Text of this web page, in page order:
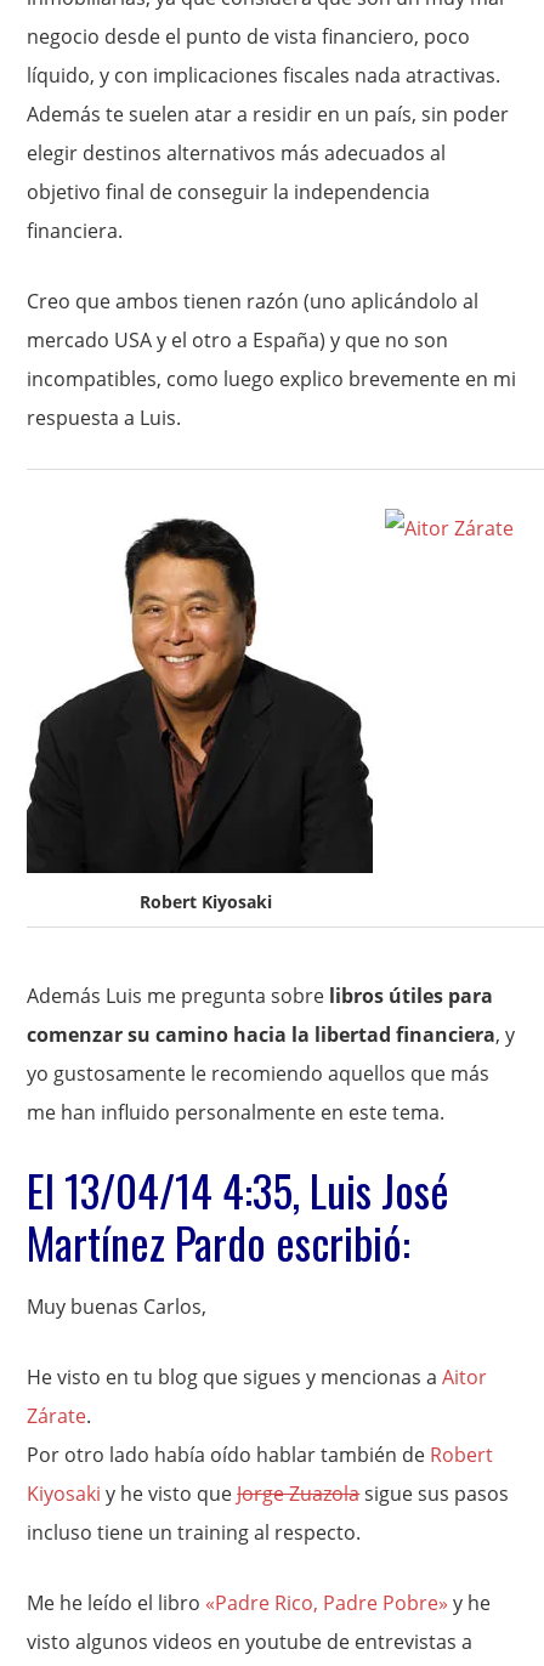
negocio desde el punto de vista financiero, poco
líquido, y con implicaciones fiscales nada atractivas.
Además te suelen atar a residir en un país, sin poder
elegir destinos alternativos más adecuados al
objetivo final de conseguir la independencia
financiera.
Creo que ambos tienen razón (uno aplicándolo al
mercado USA y el otro a España) y que no son
incompatibles, como luego explico brevemente en mi
respuesta a Luis.
Robert Kiyosaki
Además Luis me pregunta sobre libros útiles para
comenzar su camino hacia la libertad financiera, y
yo gustosamente le recomiendo aquellos que más
me han influido personalmente en este tema.
El 13/04/14 4:35, Luis José
Martínez Pardo escribió:
Muy buenas Carlos,
He visto en tu blog que sigues y mencionas aAitor
Zárate.
Por otro lado había oído hablar también de Robert
Kiyosaki y he visto queJorge Zuazolasigue sus pasos
incluso tiene un training al respecto.
Me he leído el libro «Padre Rico, Padre Pobre» y he
visto algunos videos en youtube de entrevistas a